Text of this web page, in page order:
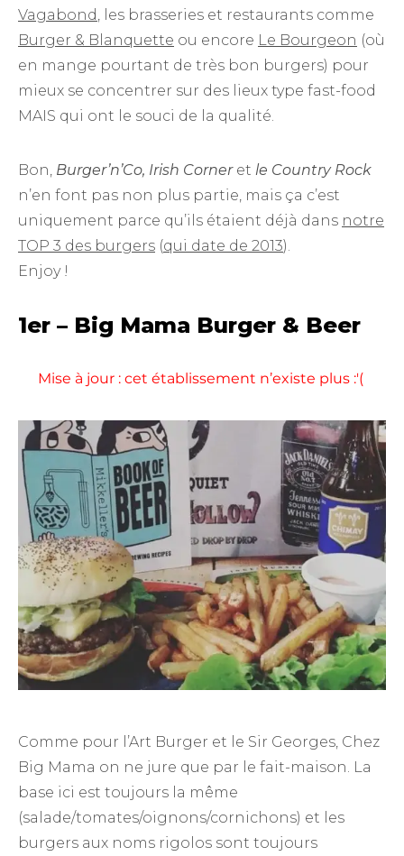
Vagabond
, les brasseries et restaurants comme
Burger & Blanquette ou encore Le Bourgeon (où
en mange pourtant de très bon burgers) pour
mieux se concentrer sur des lieux type fast-food
MAIS qui ont le souci de la qualité.
Bon, Burger’n’Co, Irish Corneret le Country Rock
n’en font pas non plus partie, mais ça c’est
uniquement parce qu’ils étaient déjà dans notre
TOP 3 des burgers (qui date de 2013).
Enjoy !
1er – Big Mama Burger & Beer
Mise à jour : cet établissement n’existe plus :'(
Comme pour l’Art Burger et le Sir Georges, Chez
Big Mama on ne jure que par le fait-maison. La
base ici est toujours la même
(salade/tomates/oignons/cornichons) et les
burgers aux noms rigolos sont toujours